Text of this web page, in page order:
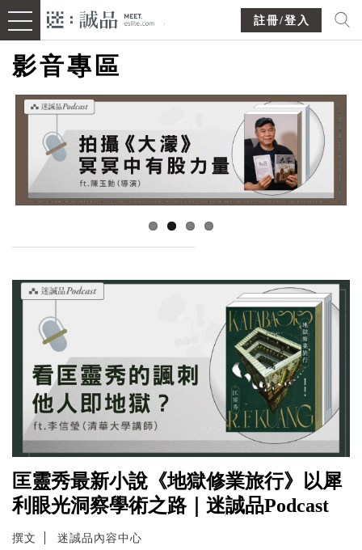
註冊/登入
影音專區
匡靈秀最新小說《地獄修業旅行》以犀
利眼光洞察學術之路｜迷誠品Podcast
撰文 迷誠品內容中心